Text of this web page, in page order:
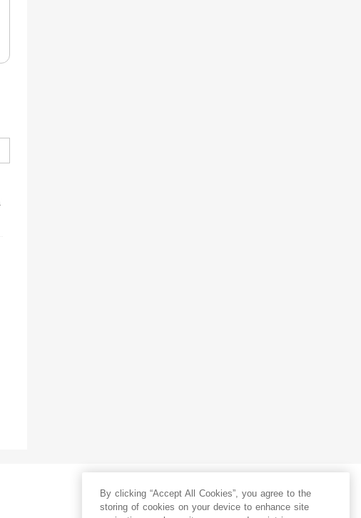
By clicking “Accept All Cookies”, you agree to the
storing of cookies on your device to enhance site